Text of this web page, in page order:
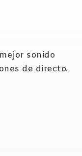
sonido
de directo.